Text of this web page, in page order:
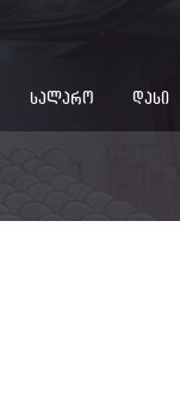
სალარო დასი